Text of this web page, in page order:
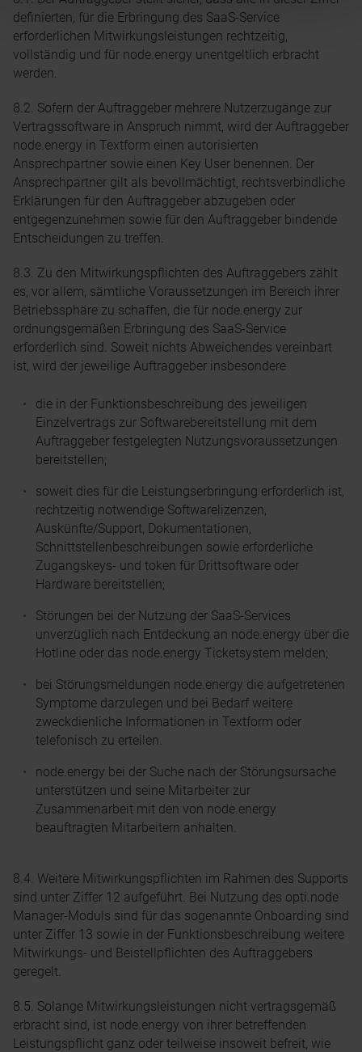
definierten, für die Erbringung des SaaS-Service
erforderlichen Mitwirkungsleistungen rechtzeitig,
vollständig und für node.energy unentgeltlich erbracht
werden.
8.2. Sofern der Auftraggeber mehrere Nutzerzugänge zur
Vertragssoftware in Anspruch nimmt, wird der Auftraggeber
node.energy in Textform einen autorisierten
Ansprechpartner sowie einen Key User benennen. Der
Ansprechpartner gilt als bevollmächtigt, rechtsverbindliche
Erklärungen für den Auftraggeber abzugeben oder
entgegenzunehmen sowie für den Auftraggeber bindende
Entscheidungen zu treffen.
8.3. Zu den Mitwirkungspflichten des Auftraggebers zählt
es, vor allem, sämtliche Voraussetzungen im Bereich ihrer
Betriebssphäre zu schaffen, die für node.energy zur
ordnungsgemäßen Erbringung des SaaS-Service
erforderlich sind. Soweit nichts Abweichendes vereinbart
ist, wird der jeweilige Auftraggeber insbesondere
die in der Funktionsbeschreibung des jeweiligen
Einzelvertrags zur Softwarebereitstellung mit dem
Auftraggeber festgelegten Nutzungsvoraussetzungen
bereitstellen;
soweit dies für die Leistungserbringung erforderlich ist,
rechtzeitig notwendige Softwarelizenzen,
Auskünfte/Support, Dokumentationen,
Schnittstellenbeschreibungen sowie erforderliche
Zugangskeys- und token für Drittsoftware oder
Hardware bereitstellen;
Störungen bei der Nutzung der SaaS-Services
unverzüglich nach Entdeckung an node.energy über die
Hotline oder das node.energy Ticketsystem melden;
bei Störungsmeldungen node.energy die aufgetretenen
Symptome darzulegen und bei Bedarf weitere
zweckdienliche Informationen in Textform oder
telefonisch zu erteilen.
node.energy bei der Suche nach der Störungsursache
unterstützen und seine Mitarbeiter zur
Zusammenarbeit mit den von node.energy
beauftragten Mitarbeitern anhalten.
8.4. Weitere Mitwirkungspflichten im Rahmen des Supports
sind unter Ziffer 12 aufgeführt. Bei Nutzung des opti.node
Manager-Moduls sind für das sogenannte Onboarding sind
unter Ziffer 13 sowie in der Funktionsbeschreibung weitere
Mitwirkungs- und Beistellpflichten des Auftraggebers
geregelt.
8.5. Solange Mitwirkungsleistungen nicht vertragsgemäß
erbracht sind, ist node.energy von ihrer betreffenden
Leistungspflicht ganz oder teilweise insoweit befreit, wie